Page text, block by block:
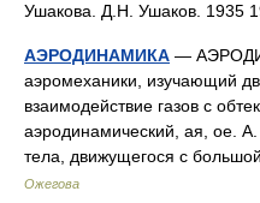
Ушакова. Д.Н. Ушаков. 1935
АЭРОДИНАМИКА —
аэромеханики, изучающий
взаимодействие газов с
аэродинамический, ая, ое.
тела, движущегося с
Ожегова